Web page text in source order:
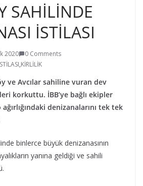
SAHİLİNDE
İSTİLASI
2020
0 Comments
,KİRLİLİK
ve Avcılar sahiline vuran dev
korkuttu. İBB’ye bağlı ekipler
denizanalarını tek tek
binlerce büyük denizanasının
yanına geldiği ve sahili